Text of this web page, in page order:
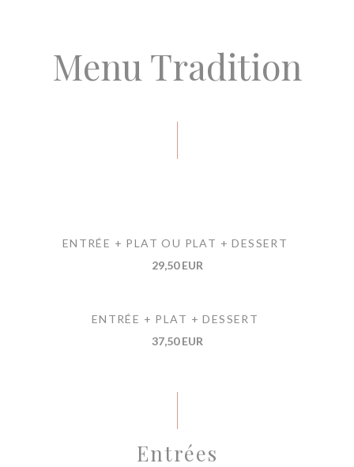
Menu Tradition
ENTRÉE + PLAT OU PLAT + DESSERT
29,50 EUR
ENTRÉE + PLAT + DESSERT
37,50 EUR
Entrées